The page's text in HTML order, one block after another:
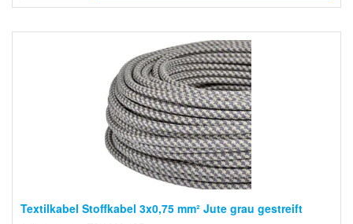
Textilkabel Stoffkabel 3x0,75 mm² Jute grau gestreift